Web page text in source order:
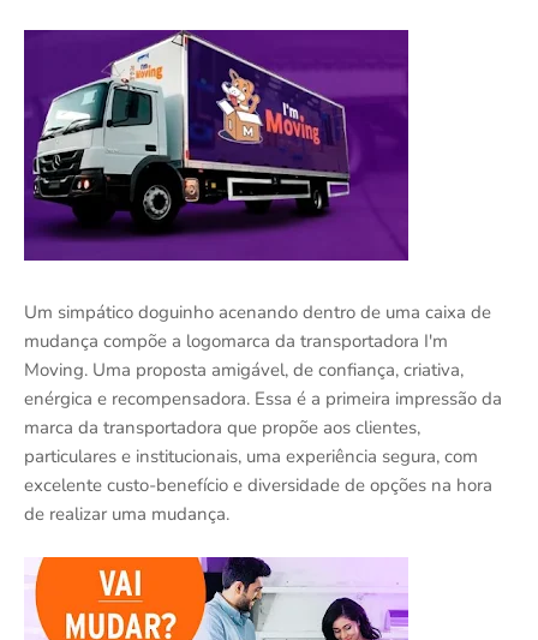
Um simpático doguinho acenando dentro de uma caixa de
mudança compõe a logomarca da transportadora I'm
Moving. Uma proposta amigável, de confiança, criativa,
enérgica e recompensadora. Essa é a primeira impressão da
marca da transportadora que propõe aos clientes,
particulares e institucionais, uma experiência segura, com
excelente custo-benefício e diversidade de opções na hora
de realizar uma mudança.